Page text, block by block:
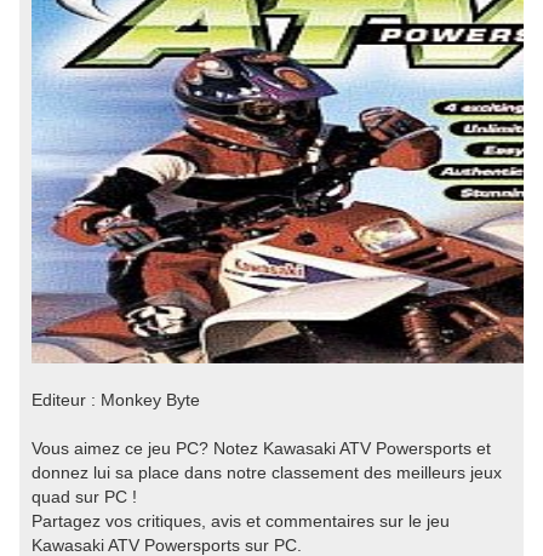
Editeur : Monkey Byte
Vous aimez ce jeu PC? Notez Kawasaki ATV Powersports et
donnez lui sa place dans notre classement des meilleurs jeux
quad sur PC !
Partagez vos critiques, avis et commentaires sur le jeu
Kawasaki ATV Powersports sur PC.